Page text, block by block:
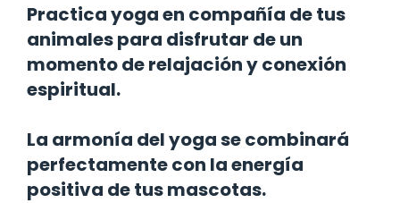
Practica yoga en compañía de tus
animales para disfrutar de un
momento de relajación y conexión
espiritual.
La armonía del yoga se combinará
perfectamente con la energía
positiva de tus mascotas.